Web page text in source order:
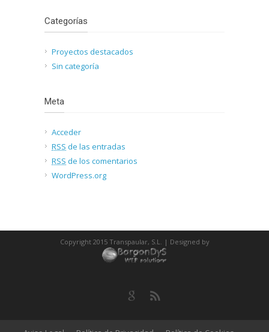
Categorías
Proyectos destacados
Sin categoría
Meta
Acceder
RSS de las entradas
RSS de los comentarios
WordPress.org
Copyright 2015 Transpaular, S.L. | Designed by